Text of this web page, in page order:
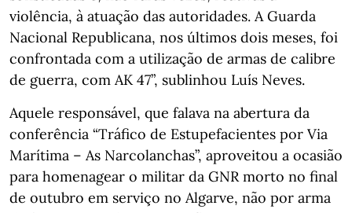
violência, à atuação das autoridades. A Guarda
Nacional Republicana, nos últimos dois meses, foi
confrontada com a utilização de armas de calibre
de guerra, com AK 47”, sublinhou Luís Neves.
Aquele responsável, que falava na abertura da
conferência “Tráfico de Estupefacientes por Via
Marítima – As Narcolanchas”, aproveitou a ocasião
para homenagear o militar da GNR morto no final
de outubro em serviço no Algarve, não por arma